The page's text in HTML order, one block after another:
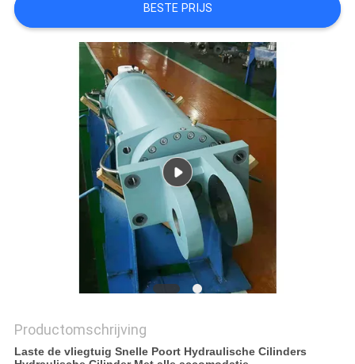
OFFERTE
SITEMAP
PRIVACYBELEID
BESTE PRIJS
Productomschrijving
Laste de vliegtuig Snelle Poort Hydraulische Cilinders